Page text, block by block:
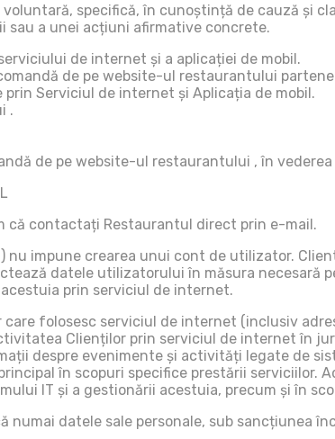
specifică, în cunoștință de cauză și
sau a unei acțiuni afirmative concrete.
de internet și a aplicației de mobil.
de pe website-ul restaurantului
Serviciul de internet și Aplicația de mobil.
.
de pe website-ul restaurantului , în
că contactați Restaurantul direct prin e-mail.
impune crearea unui cont de utilizator.
datele utilizatorului în măsura necesară
prin serviciul de internet.
folosesc serviciul de internet (inclusiv
Clienților prin serviciul de internet în
despre evenimente și activități legate de
în scopuri specifice prestării serviciilor.
IT și a gestionării acestuia, precum și în
datele sale personale, sub sancțiunea